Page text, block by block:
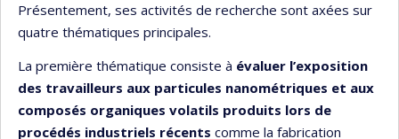
Présentement, ses activités de recherche sont axées sur
quatre thématiques principales.
La première thématique consiste à évaluer l’exposition
des travailleurs aux particules nanométriques et aux
composés organiques volatils produits lors de
procédés industriels récents comme la fabrication